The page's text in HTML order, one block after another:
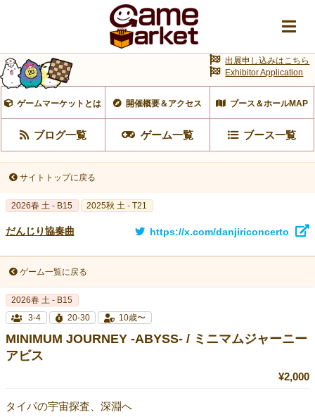
ゲームマーケットとは 開催概要＆アクセス ブース＆ホールMAP
ブログ一覧 ゲーム一覧 ブース一覧
出展申し込みはこちら
Exhibitor Application
サイトトップに戻る
2026春 土 - B15 2025秋 土 - T21
だんじり協奏曲 https://x.com/danjiriconcerto
ゲーム一覧に戻る
2026春 土 - B15
3-4
20-30 10歳〜
MINIMUM JOURNEY -ABYSS- / ミニマムジャーニー
アビス
¥2,000
タイパの宇宙探査、深淵へ